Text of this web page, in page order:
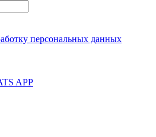
персональных данных
APP